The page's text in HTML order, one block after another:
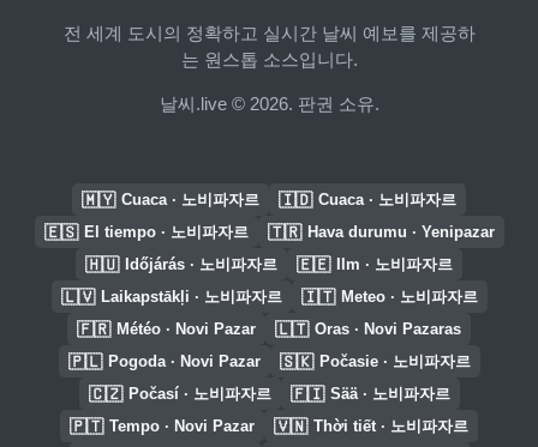
전 세계 도시의 정확하고 실시간 날씨 예보를 제공하
는 원스톱 소스입니다.
날씨.live © 2026. 판권 소유.
🇲🇾 Cuaca · 노비파자르 🇮🇩 Cuaca · 노비파자르
🇪🇸 El tiempo · 노비파자르 🇹🇷 Hava durumu · Yenipazar
🇭🇺 Időjárás · 노비파자르 🇪🇪 Ilm · 노비파자르
🇱🇻 Laikapstākļi · 노비파자르 🇮🇹 Meteo · 노비파자르
🇫🇷 Météo · Novi Pazar 🇱🇹 Oras · Novi Pazaras
🇵🇱 Pogoda · Novi Pazar 🇸🇰 Počasie · 노비파자르
🇨🇿 Počasí · 노비파자르 🇫🇮 Sää · 노비파자르
🇵🇹 Tempo · Novi Pazar 🇻🇳 Thời tiết · 노비파자르